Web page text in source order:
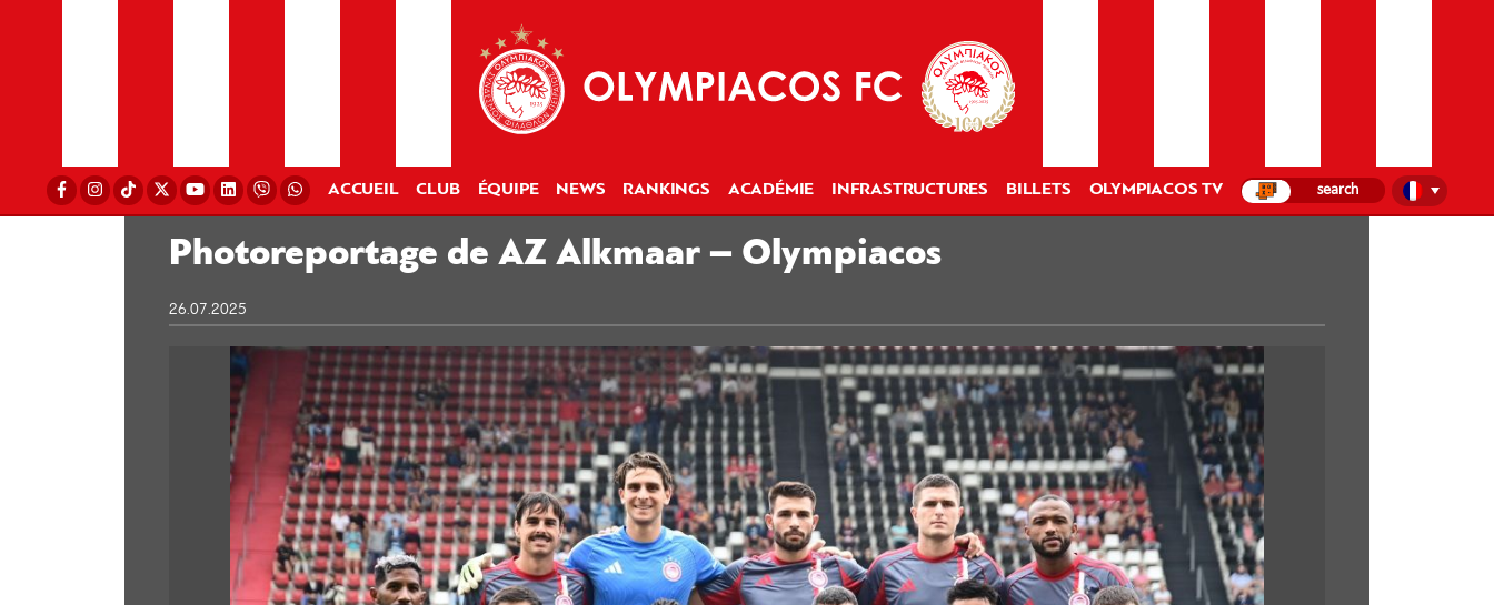
ACCUEIL CLUB ÉQUIPE NEWS RANKINGS ACADÉMIE INFRASTRUCTURES BILLETS OLYMPIACOS TV
Photoreportage de AZ Alkmaar – Olympiacos
26.07.2025